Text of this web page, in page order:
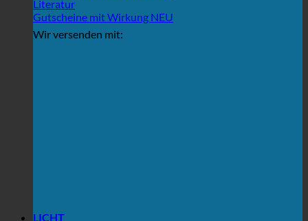
Literatur
Gutscheine mit Wirkung
Wir versenden mit:
LICHT